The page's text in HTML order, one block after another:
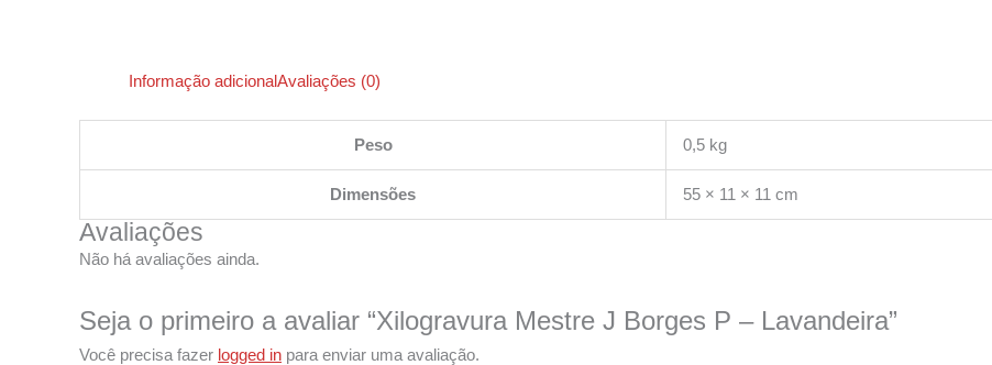
Informação adicionalAvaliações (0)
Peso 0,5 kg
Dimensões 55 × 11 × 11 cm
Avaliações
Não há avaliações ainda.
Seja o primeiro a avaliar “Xilogravura Mestre J Borges P – Lavandeira”
Você precisa fazer logged in para enviar uma avaliação.